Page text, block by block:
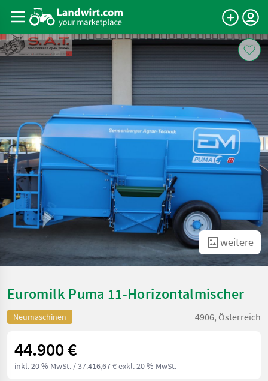
weitere
Euromilk Puma 11-Horizontalmischer
Neumaschinen 4906, Österreich
44.900 €
inkl. 20 % MwSt. / 37.416,67 € exkl. 20 % MwSt.